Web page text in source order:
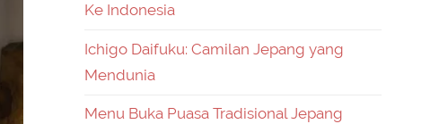
Ke Indonesia
Ichigo Daifuku: Camilan Jepang yang
Mendunia
Menu Buka Puasa Tradisional Jepang